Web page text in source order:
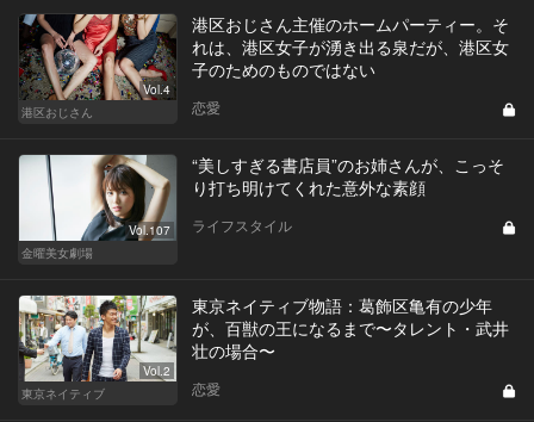
Vol.4
港区おじさん
港区おじさん主催のホームパーティー。そ
れは、港区女子が湧き出る泉だが、港区女
子のためのものではない
恋愛
Vol.107
金曜美女劇場
“美しすぎる書店員”のお姉さんが、こっそ
り打ち明けてくれた意外な素顔
ライフスタイル
Vol.2
東京ネイティブ
東京ネイティブ物語：葛飾区亀有の少年
が、百獣の王になるまで〜タレント・武井
壮の場合〜
恋愛